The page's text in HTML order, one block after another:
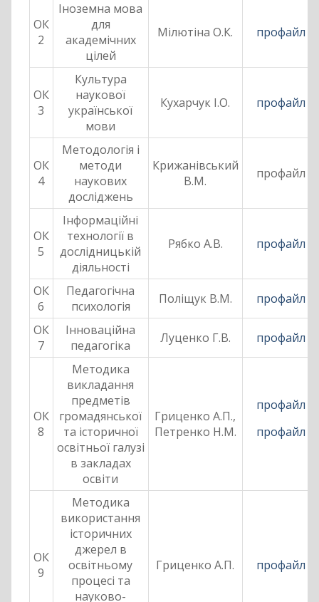
ОК
2
Іноземна мова
для
академічних
цілей
Мілютіна О.К. профайл
ОК
3
Культура
наукової
української
мови
Кухарчук І.О. профайл
ОК
4
Методологія і
методи
наукових
досліджень
Крижанівський
В.М.
профайл
ОК
5
Інформаційні
технології в
дослідницькій
діяльності
Рябко А.В. профайл
ОК
6
Педагогічна
психологія
Поліщук В.М.
профайл
ОК
7
Інноваційна
педагогіка
Луценко Г.В. профайл
ОК
8
Методика
викладання
предметів
громадянської
та історичної
освітньої галузі
в закладах
освіти
Гриценко А.П.,
Петренко Н.М.
профайл
профайл
ОК
9
Методика
використання
історичних
джерел в
освітньому
процесі та
науково-
Гриценко А.П. профайл